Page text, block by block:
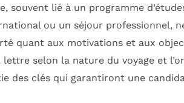
souvent lié à un programme
ou un séjour professionnel,
quant aux motivations et aux
lettre selon la nature du voyage et
des clés qui garantiront une